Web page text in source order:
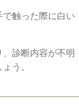
触った際に白い
診断内容が不明
う。